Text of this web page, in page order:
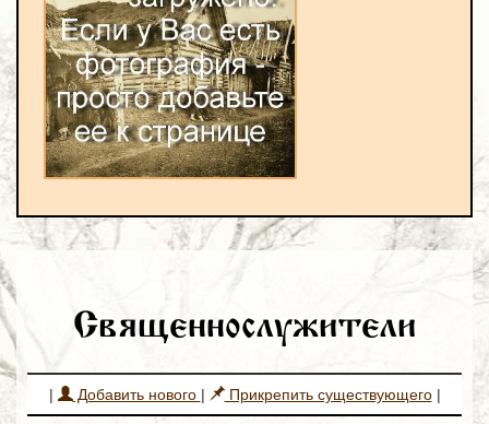
Священнослужители
| Добавить нового | Прикрепить существующего|